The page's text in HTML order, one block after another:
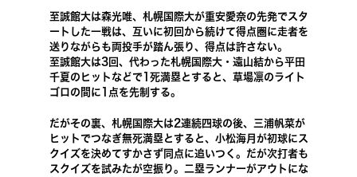
至誠館大は森光唯、札幌国際大が重安愛奈の先発でスタ
ートした一戦は、互いに初回から続けて得点圏に走者を
送りながらも両投手が踏ん張り、得点は許さない。
至誠館大は3回、代わった札幌国際大・遠山結から平田
千夏のヒットなどで1死満塁とすると、草場凛のライト
ゴロの間に1点を先制する。
だがその裏、札幌国際大は2連続四球の後、三浦帆菜が
ヒットでつなぎ無死満塁とすると、小松海月が初球にス
クイズを決めてすかさず同点に追いつく。だが次打者も
スクイズを試みたが空振り。二塁ランナーがアウトにな